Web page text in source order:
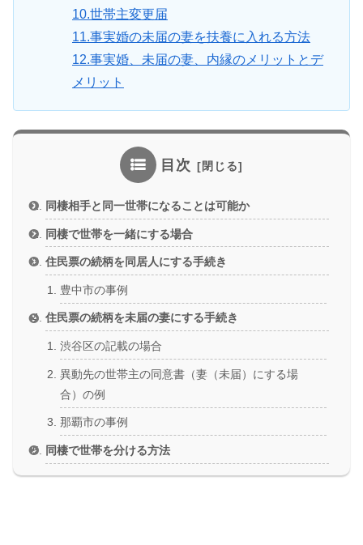
10.世帯主変更届
11.事実婚の未届の妻を扶養に入れる方法
12.事実婚、未届の妻、内縁のメリットとデ
メリット
目次
同棲相手と同一世帯になることは可能か
同棲で世帯を一緒にする場合
住民票の続柄を同居人にする手続き
豊中市の事例
住民票の続柄を未届の妻にする手続き
渋谷区の記載の場合
異動先の世帯主の同意書（妻（未届）にする場
合）の例
那覇市の事例
同棲で世帯を分ける方法